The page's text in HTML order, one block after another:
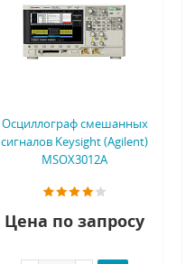
Осциллограф смешанных
сигналов Keysight (Agilent)
MSOX3012A
Цена по запросу